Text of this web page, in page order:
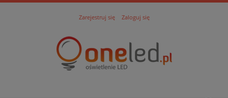
Zarejestruj się Zaloguj się